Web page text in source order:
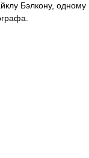
Бэлкону, одному